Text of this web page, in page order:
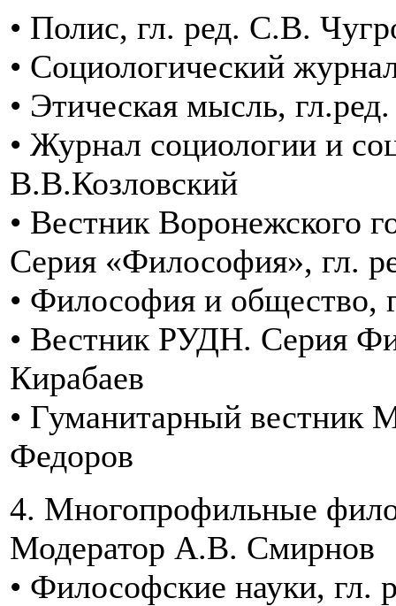
• Полис, гл. ред. С.В.
• Социологический
• Этическая мысль,
• Журнал социологии и
В.В.Козловский
• Вестник Воронежского
Серия «Философия», гл.
• Философия и общество,
• Вестник РУДН. Серия
Кирабаев
• Гуманитарный
Федоров
4. Многопрофильные
Модератор А.В. Смирнов
• Философские науки,